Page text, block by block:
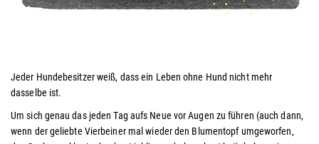
Jeder Hundebesitzer weiß, dass ein Leben ohne Hund nicht mehr
dasselbe ist.
Um sich genau das jeden Tag aufs Neue vor Augen zu führen (auch dann,
wenn der geliebte Vierbeiner mal wieder den Blumentopf umgeworfen,